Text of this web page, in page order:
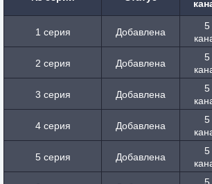
1 серия Добавлена
5
2 серия Добавлена
5
3 серия Добавлена
5
4 серия Добавлена
5
5 серия Добавлена
5